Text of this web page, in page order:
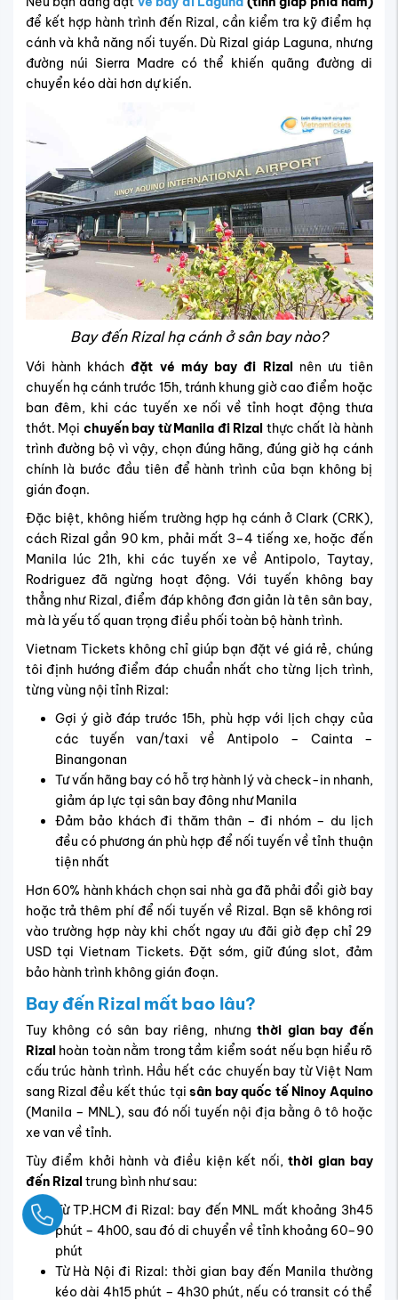
để kết hợp hành trình đến Rizal, cần kiểm tra kỹ điểm hạ
cánh và khả năng nối tuyến. Dù Rizal giáp Laguna, nhưng
đường núi Sierra Madre có thể khiến quãng đường di
chuyển kéo dài hơn dự kiến.
Bay đến Rizal hạ cánh ở sân bay nào?
Với hành kháchđặt vé máy bay đi Rizal nên ưu tiên
chuyến hạ cánh trước 15h, tránh khung giờ cao điểm hoặc
ban đêm, khi các tuyến xe nối về tỉnh hoạt động thưa
thớt. Mọi chuyến bay từ Manila đi Rizal thực chất là hành
trình đường bộ vì vậy, chọn đúng hãng, đúng giờ hạ cánh
chính là bước đầu tiên để hành trình của bạn không bị
gián đoạn.
Đặc biệt, không hiếm trường hợp hạ cánh ở Clark (CRK),
cách Rizal gần 90 km, phải mất 3–4 tiếng xe, hoặc đến
Manila lúc 21h, khi các tuyến xe về Antipolo, Taytay,
Rodriguez đã ngừng hoạt động. Với tuyến không bay
thẳng như Rizal, điểm đáp không đơn giản là tên sân bay,
mà là yếu tố quan trọng điều phối toàn bộ hành trình.
Vietnam Tickets không chỉ giúp bạn đặt vé giá rẻ, chúng
tôi định hướng điểm đáp chuẩn nhất cho từng lịch trình,
từng vùng nội tỉnh Rizal:
Gợi ý giờ đáp trước 15h, phù hợp với lịch chạy của
các tuyến van/taxi về Antipolo – Cainta –
Binangonan
Tư vấn hãng bay có hỗ trợ hành lý và check-in nhanh,
giảm áp lực tại sân bay đông như Manila
Đảm bảo khách đi thăm thân – đi nhóm – du lịch
đều có phương án phù hợp để nối tuyến về tỉnh thuận
tiện nhất
Hơn 60% hành khách chọn sai nhà ga đã phải đổi giờ bay
hoặc trả thêm phí để nối tuyến về Rizal. Bạn sẽ không rơi
vào trường hợp này khi chốt ngay ưu đãi giờ đẹp chỉ 29
USD tại Vietnam Tickets. Đặt sớm, giữ đúng slot, đảm
bảo hành trình không gián đoạn.
Bay đến Rizalmất bao lâu?
Tuy không có sân bay riêng, nhưng thời gian bay đến
Rizal hoàn toàn nằm trong tầm kiểm soát nếu bạn hiểu rõ
cấu trúc hành trình. Hầu hết các chuyến bay từ Việt Nam
sang Rizal đều kết thúc tạisân bay quốc tế Ninoy Aquino
(Manila – MNL), sau đó nối tuyến nội địa bằng ô tô hoặc
xe van về tỉnh.
Tùy điểm khởi hành và điều kiện kết nối,thời gian bay
đến Rizal trung bình như sau:
Từ TP.HCM đi Rizal: bay đến MNL mất khoảng 3h45
phút – 4h00, sau đó di chuyển về tỉnh khoảng 60–90
phút
Từ Hà Nội đi Rizal: thời gian bay đến Manila thường
kéo dài 4h15 phút – 4h30 phút, nếu có transit có thể